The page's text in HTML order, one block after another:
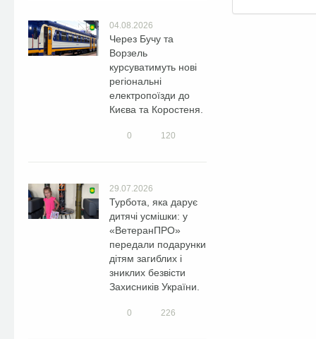
04.08.2026
Через Бучу та
Ворзель
курсуватимуть нові
регіональні
електропоїзди до
Києва та Коростеня.
0 120
29.07.2026
Турбота, яка дарує
дитячі усмішки: у
«ВетеранПРО»
передали подарунки
дітям загиблих і
зниклих безвісти
Захисників України.
0 226